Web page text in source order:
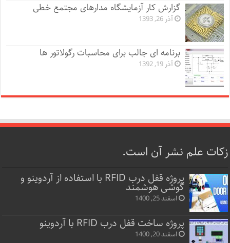
گزارش کار آزمایشگاه مدارهای مجتمع خطی
آذر 26, 1393
برنامه ای جالب برای محاسبات رگولاتور ها
آذر 19, 1392
زکات علم نشر آن است.
پروژه قفل‌ درب RFID با استفاده از آردوینو و
گوشی هوشمند
اسفند 25, 1400
پروژه ساخت قفل‌ درب RFID با آردوینو
اسفند 20, 1400